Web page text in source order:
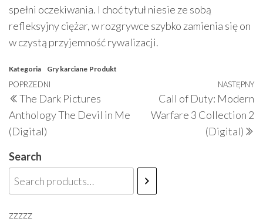
spełni oczekiwania. I choć tytuł niesie ze sobą
refleksyjny ciężar, w rozgrywce szybko zamienia się on
w czystą przyjemność rywalizacji.
Kategoria Gry karciane Produkt
Nawigacja
wpisu
Poprzedni
wpis
POPRZEDNI
The Dark Pictures
Anthology The Devil in Me
(Digital)
NASTĘPNY
Call of Duty: Modern
Warfare 3 Collection 2
(Digital)
Search
zzzzz